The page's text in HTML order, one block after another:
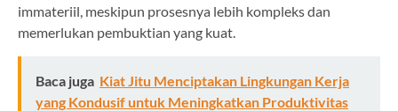
immateriil, meskipun prosesnya lebih kompleks dan
memerlukan pembuktian yang kuat.
Baca juga Kiat Jitu Menciptakan Lingkungan Kerja
yang Kondusif untuk Meningkatkan Produktivitas